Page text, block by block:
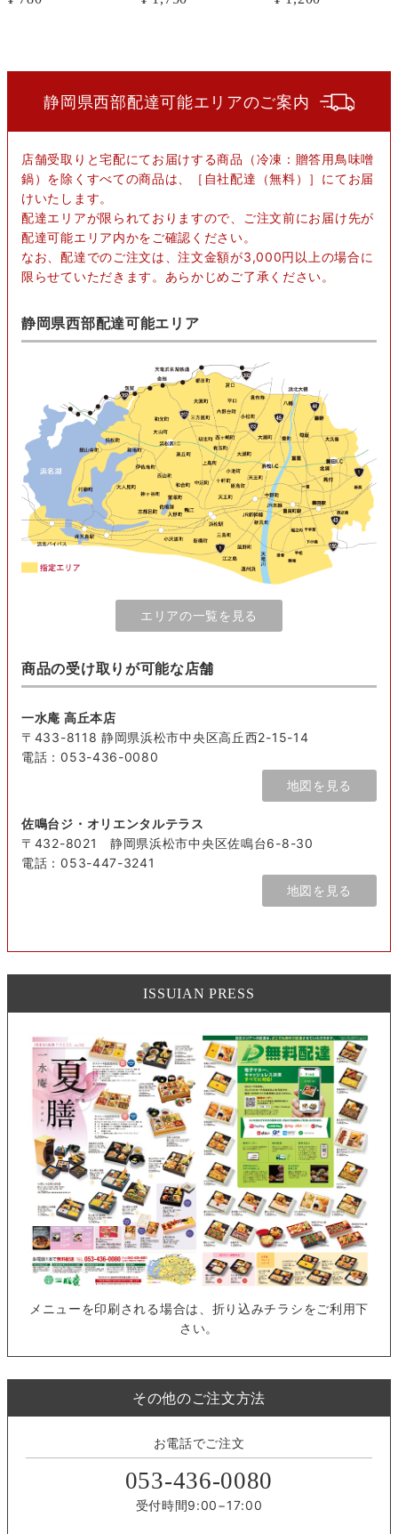
静岡県西部配達可能エリアのご案内
店舗受取りと宅配にてお届けする商品（冷凍：贈答用鳥味噌
鍋）を除くすべての商品は、［自社配達（無料）］にてお届
けいたします。
配達エリアが限られておりますので、ご注文前にお届け先が
配達可能エリア内かをご確認ください。
なお、配達でのご注文は、注文金額が3,000円以上の場合に
限らせていただきます。あらかじめご了承ください。
静岡県西部配達可能エリア
エリアの一覧を見る
商品の受け取りが可能な店舗
一水庵 高丘本店
〒433-8118 静岡県浜松市中央区高丘西2-15-14
電話：053-436-0080
地図を見る
佐鳴台ジ・オリエンタルテラス
〒432-8021 静岡県浜松市中央区佐鳴台6-8-30
電話：053-447-3241
地図を見る
ISSUIAN PRESS
メニューを印刷される場合は、折り込みチラシをご利用下
さい。
その他のご注文方法
お電話でご注文
053-436-0080
受付時間9:00−17:00